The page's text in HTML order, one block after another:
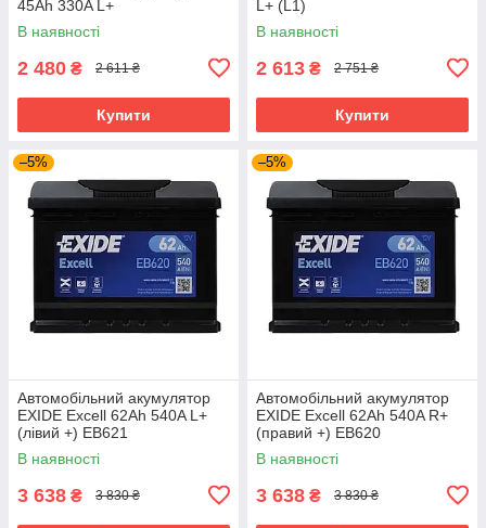
45Ah 330A L+
В наявності
2 480 ₴ 2 611 ₴
Купити
L+ (L1)
В наявності
2 613 ₴ 2 751 ₴
Купити
–5%
Автомобільний акумулятор
EXIDE Excell 62Ah 540A L+
(лівий +) EB621
В наявності
3 638 ₴ 3 830 ₴
–5%
Автомобільний акумулятор
EXIDE Excell 62Ah 540A R+
(правий +) EB620
В наявності
3 638 ₴ 3 830 ₴